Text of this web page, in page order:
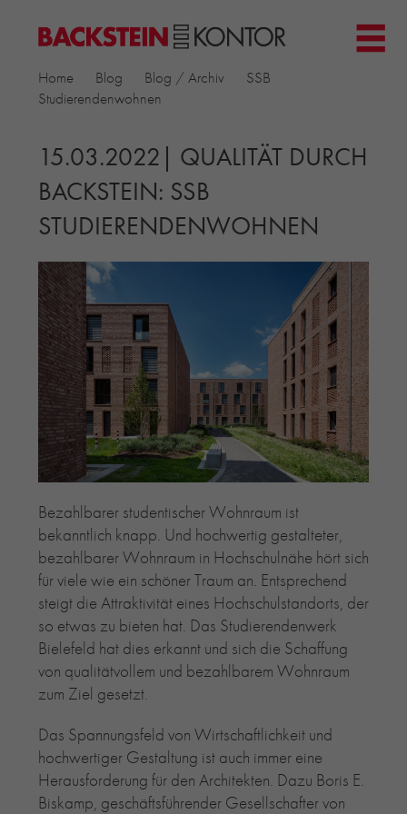
PROJEKTE
▼
KIRCHEN
MEHRFAMILIENHÄUSER
MUSEEN
EINFAMILIENHÄUSER
BILDUNG & FORSCHUNG
PRODUKTE
▼
RIEMCHENKOLLEKTIONEN TONWERK
ALLGEMEINE RIEMCHENKOLLEKTIONEN
PETERSEN TEGL
RECYCLING-ZIEGEL
RE-USE-ZIEGEL
GLASUR-ZIEGEL
RE-USE-MÖRTEL
FASSADENPLANUNG (SCHWEIZ)
PRIVATKUNDEN
ÜBER UNS
BLOG
Home Blog Blog / Archiv
SSB
Studierendenwohnen
15.03.2022| QUALITÄT DURCH
BACKSTEIN: SSB
STUDIERENDENWOHNEN
Bezahlbarer studentischer Wohnraum ist
bekanntlich knapp. Und hochwertig gestalteter,
bezahlbarer Wohnraum in Hochschulnähe hört sich
für viele wie ein schöner Traum an. Entsprechend
steigt die Attraktivität eines Hochschulstandorts, der
so etwas zu bieten hat. Das Studierendenwerk
Bielefeld hat dies erkannt und sich die Schaffung
von qualitätvollem und bezahlbarem Wohnraum
zum Ziel gesetzt.
Das Spannungsfeld von Wirtschaftlichkeit und
hochwertiger Gestaltung ist auch immer eine
Herausforderung für den Architekten. Dazu Boris E.
Biskamp, geschäftsführender Gesellschafter von